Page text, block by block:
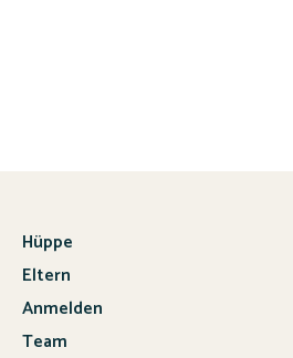
Hüppe
Eltern
Anmelden
Team